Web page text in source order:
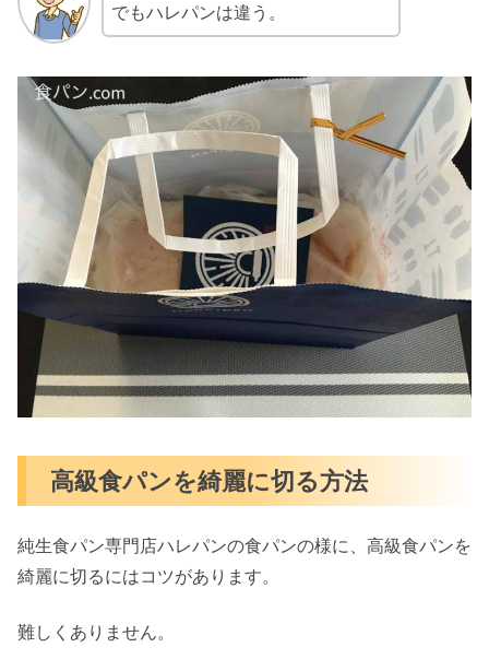
でもハレパンは違う。
高級食パンを綺麗に切る方法
純生食パン専門店ハレパンの食パンの様に、高級食パンを
綺麗に切るにはコツがあります。
難しくありません。